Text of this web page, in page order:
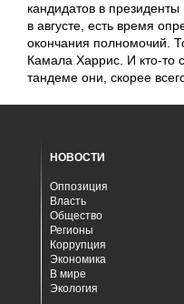
кандидатов в
в августе, есть время
окончания полномочий.
Камала Харрис. И кто-то
тандеме они, скорее
НОВОСТИ
Оппозиция
Власть
Общество
Регионы
Коррупция
Экономика
В мире
Экология